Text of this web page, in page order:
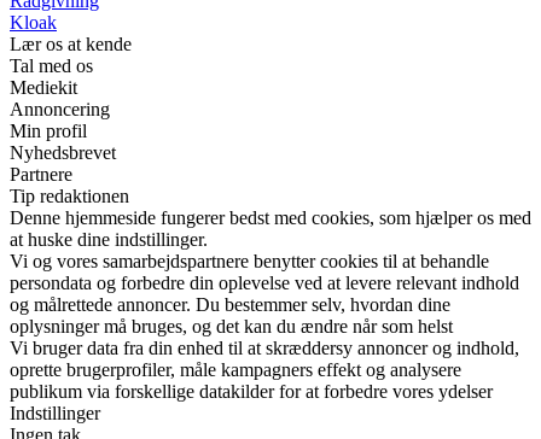
Kloak
Lær os at kende
Tal med os
Mediekit
Annoncering
Min profil
Nyhedsbrevet
Partnere
Tip redaktionen
Denne hjemmeside fungerer bedst med cookies, som hjælper os med
at huske dine indstillinger.
Vi og vores samarbejdspartnere benytter cookies til at behandle
persondata og forbedre din oplevelse ved at levere relevant indhold
og målrettede annoncer. Du bestemmer selv, hvordan dine
oplysninger må bruges, og det kan du ændre når som helst
Vi bruger data fra din enhed til at skræddersy annoncer og indhold,
oprette brugerprofiler, måle kampagners effekt og analysere
publikum via forskellige datakilder for at forbedre vores ydelser
Indstillinger